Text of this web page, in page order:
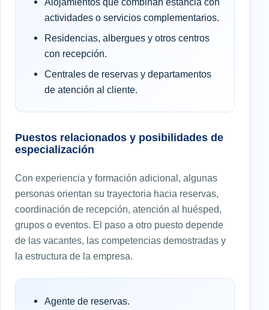
actividades o servicios complementarios.
Residencias, albergues y otros centros
con recepción.
Centrales de reservas y departamentos
de atención al cliente.
Puestos relacionados y posibilidades de
especialización
Con experiencia y formación adicional, algunas
personas orientan su trayectoria hacia reservas,
coordinación de recepción, atención al huésped,
grupos o eventos. El paso a otro puesto depende
de las vacantes, las competencias demostradas y
la estructura de la empresa.
Agente de reservas.